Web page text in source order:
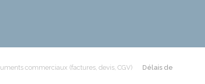
commerciaux (factures, devis, CGV)
Délais de